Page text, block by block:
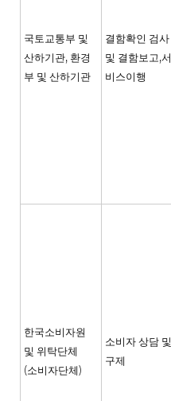
국토교통부 및
산하기관, 환경
부 및 산하기관
결함확인 검사
및 결함보고,서
비스이행
한국소비자원
및 위탁단체
(소비자단체)
소비자 상담 및
구제